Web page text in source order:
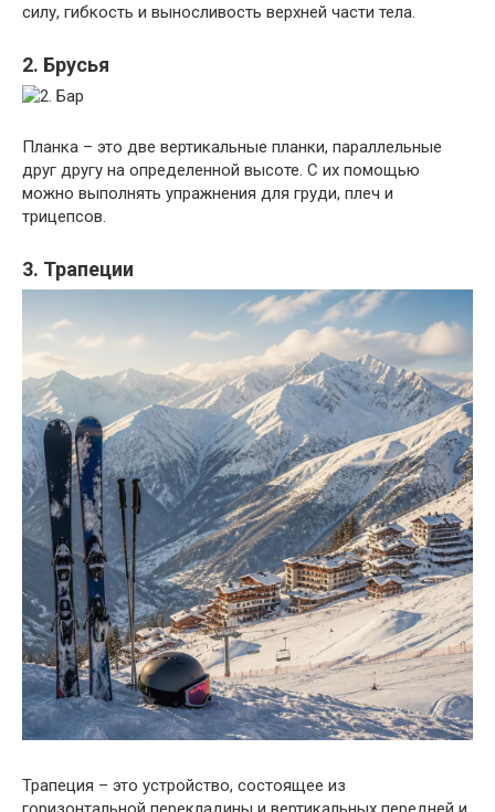
силу, гибкость и выносливость верхней части тела.
2. Брусья
Планка – это две вертикальные планки, параллельные
друг другу на определенной высоте. С их помощью
можно выполнять упражнения для груди, плеч и
трицепсов.
3. Трапеции
Трапеция – это устройство, состоящее из